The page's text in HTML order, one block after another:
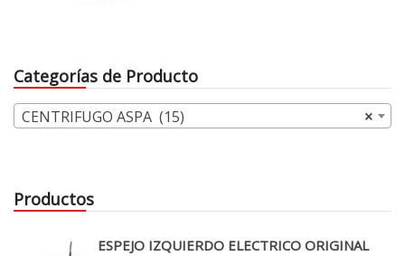
Categorías de Producto
×
CENTRIFUGO ASPA (15)
Productos
ESPEJO IZQUIERDO ELECTRICO ORIGINAL